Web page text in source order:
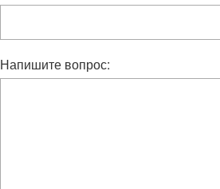
Напишите вопрос: